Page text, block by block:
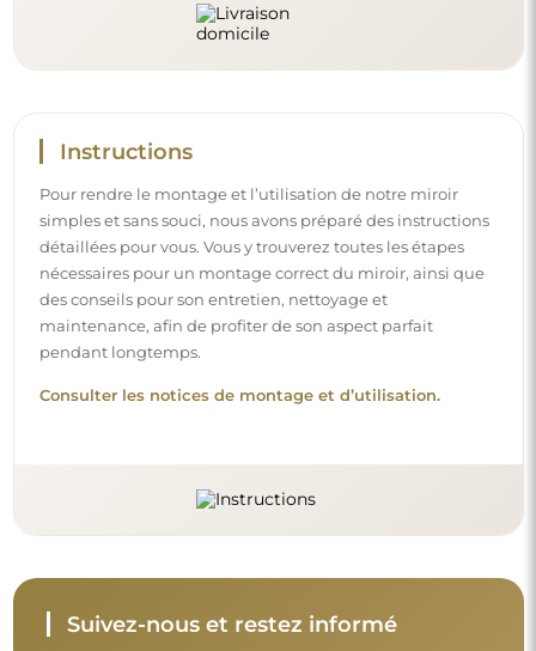
Instructions
Pour rendre le montage et l’utilisation de notre miroir
simples et sans souci, nous avons préparé des instructions
détaillées pour vous. Vous y trouverez toutes les étapes
nécessaires pour un montage correct du miroir, ainsi que
des conseils pour son entretien, nettoyage et
maintenance, afin de profiter de son aspect parfait
pendant longtemps.
Consulter les notices de montage et d’utilisation.
Suivez-nous et restez informé